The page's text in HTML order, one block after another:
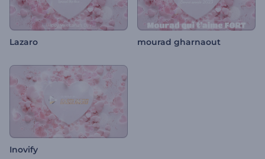
Lazaro mourad gharnaout
Inovify